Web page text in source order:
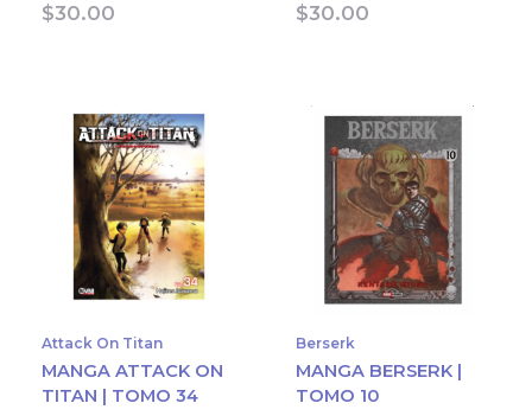
$30.00 $30.00
Attack On Titan
MANGA ATTACK ON
TITAN | TOMO 34
Berserk
MANGA BERSERK |
TOMO 10